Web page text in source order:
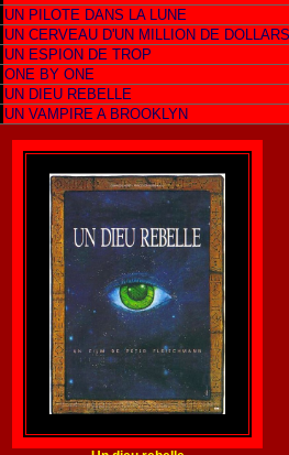
UN PILOTE DANS LA LUNE
UN CERVEAU D'UN MILLION DE DOLLARS
UN ESPION DE TROP
ONE BY ONE
UN DIEU REBELLE
UN VAMPIRE A BROOKLYN